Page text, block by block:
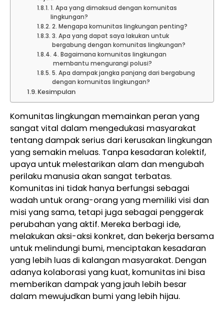
1. Apa yang dimaksud dengan komunitas
lingkungan?
2. Mengapa komunitas lingkungan penting?
3. Apa yang dapat saya lakukan untuk
bergabung dengan komunitas lingkungan?
4. Bagaimana komunitas lingkungan
membantu mengurangi polusi?
5. Apa dampak jangka panjang dari bergabung
dengan komunitas lingkungan?
Kesimpulan
Komunitas lingkungan memainkan peran yang
sangat vital dalam mengedukasi masyarakat
tentang dampak serius dari kerusakan lingkungan
yang semakin meluas. Tanpa kesadaran kolektif,
upaya untuk melestarikan alam dan mengubah
perilaku manusia akan sangat terbatas.
Komunitas ini tidak hanya berfungsi sebagai
wadah untuk orang-orang yang memiliki visi dan
misi yang sama, tetapi juga sebagai penggerak
perubahan yang aktif. Mereka berbagi ide,
melakukan aksi-aksi konkret, dan bekerja bersama
untuk melindungi bumi, menciptakan kesadaran
yang lebih luas di kalangan masyarakat. Dengan
adanya kolaborasi yang kuat, komunitas ini bisa
memberikan dampak yang jauh lebih besar
dalam mewujudkan bumi yang lebih hijau.